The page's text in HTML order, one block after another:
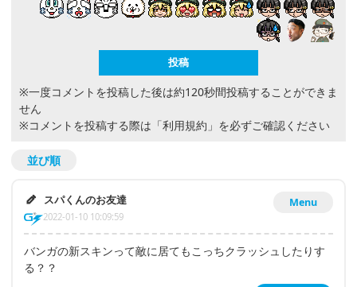
※一度コメントを投稿した後は約120秒間投稿することができま
せん
※コメントを投稿する際は 「利用規約」 を必ずご確認ください
並び順
Menu
スパくんのお友達
2022-01-10 10:09:59
バンガの新スキンって敵に居てもこっちクラッシュしたりす
る？？